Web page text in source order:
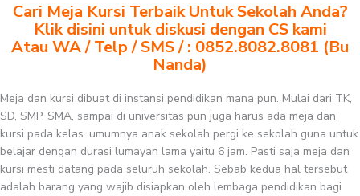
Cari Meja Kursi Terbaik Untuk Sekolah Anda?
Klik disini untuk diskusi dengan CS kami
Atau WA / Telp / SMS / : 0852.8082.8081 (Bu
Nanda)
Meja dan kursi dibuat di instansi pendidikan mana pun. Mulai dari TK,
SD, SMP, SMA, sampai di universitas pun juga harus ada meja dan
kursi pada kelas. umumnya anak sekolah pergi ke sekolah guna untuk
belajar dengan durasi lumayan lama yaitu 6 jam. Pasti saja meja dan
kursi mesti datang pada seluruh sekolah. Sebab kedua hal tersebut
adalah barang yang wajib disiapkan oleh lembaga pendidikan bagi